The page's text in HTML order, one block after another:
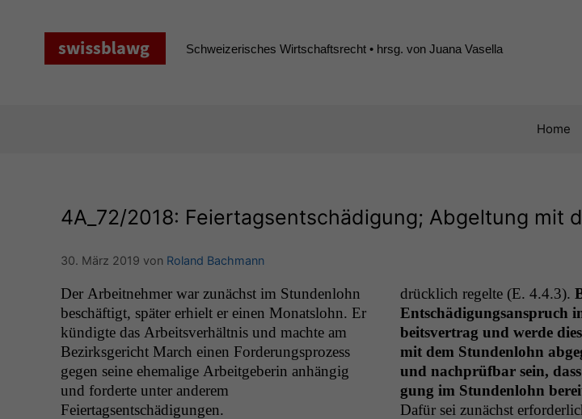
Schweizerisches Wirtschaftsrecht • hrsg. von Juana Vasella
Home
4A_72/2018: Feiertagsentschädigung; Abgeltung mit
30. März 2019 von Roland Bachmann
Der Arbeit­nehmer war zunächst im Stun­den­lohn
beschäftigt, später erhielt er einen Monat­slohn. Er
kündigte das Arbeitsver­hält­nis und machte am
Bezirks­gericht March einen Forderung­sprozess
gegen seine ehe­ma­lige Arbeit­ge­berin anhängig
und forderte unter anderem
Feiertagsentschädigungen.
drück­lich regelte (E. 4.4.3).
Entschädi­gungsanspruch
beitsver­trag und werde
mit dem Stun­den­lohn
und nach­prüf­bar sein,
gung im Stun­den­lohn
Dafür sei zunächst